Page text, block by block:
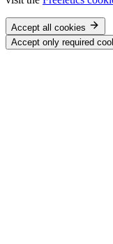
Accept all cookies
Accept only required